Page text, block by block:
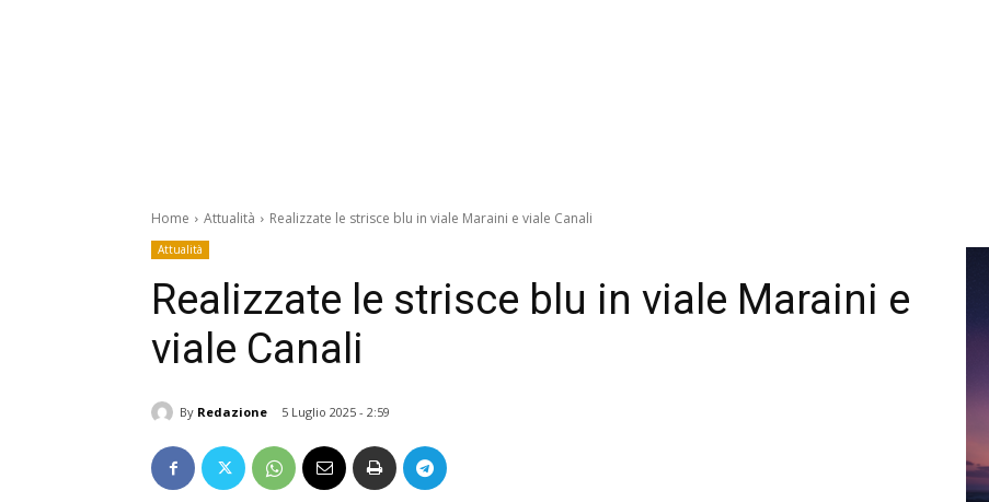
Home Attualità Realizzate le strisce blu in viale Maraini e viale Canali
Attualità
Realizzate le strisce blu in viale Maraini e
viale Canali
By Redazione 5 Luglio 2025 - 2:59